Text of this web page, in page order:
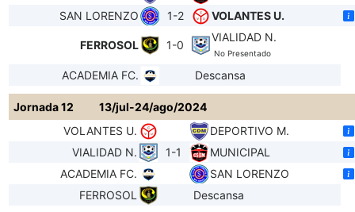
SAN LORENZO
1-2 VOLANTES U.
FERROSOL 1-0
VIALIDAD N.
No Presentado
ACADEMIA FC. Descansa
Jornada 12
13/jul-24/ago/2024
VOLANTES U.
DEPORTIVO M.
VIALIDAD N.
1-1
MUNICIPAL
ACADEMIA FC.
SAN LORENZO
FERROSOL
Descansa